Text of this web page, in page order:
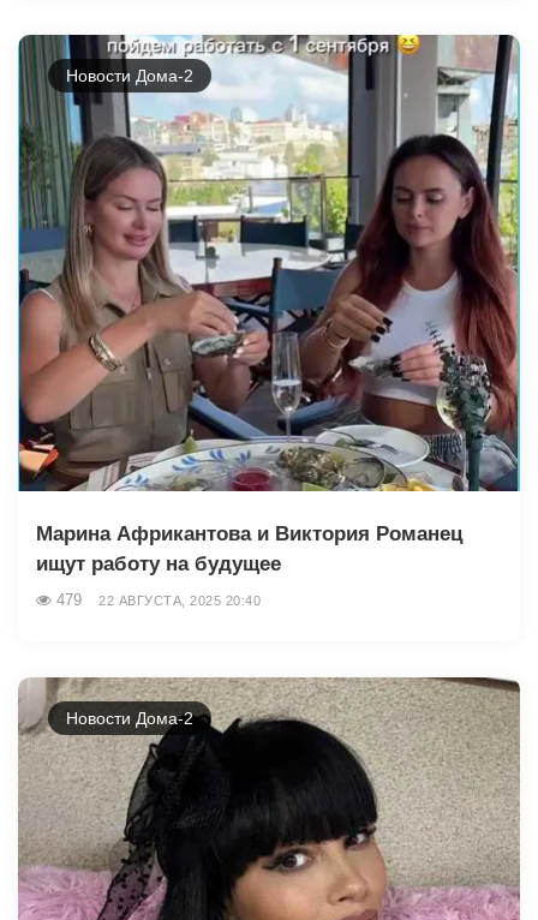
Новости Дома-2
Марина Африкантова и Виктория Романец
ищут работу на будущее
479 22 АВГУСТА, 2025 20:40
Новости Дома-2